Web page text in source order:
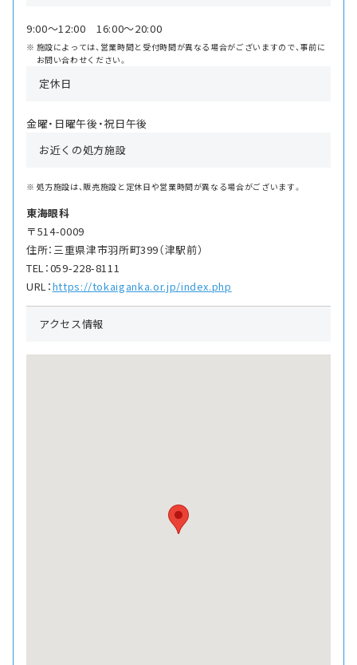
9:00〜12:00 16:00〜20:00
施設によっては、営業時間と受付時間が異なる場合がございますので、事前に
お問い合わせください。
定休日
金曜・日曜午後・祝日午後
お近くの処方施設
処方施設は、販売施設と定休日や営業時間が異なる場合がございます。
東海眼科
〒514-0009
住所：三重県津市羽所町399（津駅前）
TEL：059-228-8111
URL：https://tokaiganka.or.jp/index.php
アクセス情報